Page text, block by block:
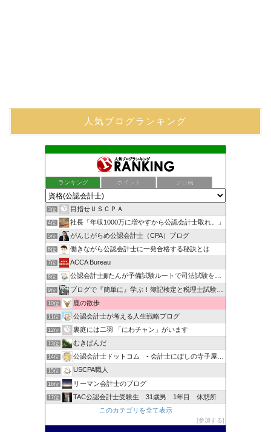
人気ブログランキング
ランキング ポイント ブロ画
3位 目指せＵＳＣＰＡ
4位 社長「年収1000万に増やすから公認会計士取れ。」
5位 がんじがらめ公認会計士（CPA）ブログ
6位 働きながら公認会計士に一発合格する秘訣とは
7位 ACCA Bureau
8位 公認会計士jijiたんが予備試験ルートで司法試験を目指すブ…
9位 ブログで『簡単に』学ぶ！簿記検定と税理士試験＆公認会計士試験
10位 鹿の散歩
11位 公認会計士が考える人生戦略ブログ
12位 裏庭には二羽 「にわチャン」がいます
13位 むきぱんだ
14位 公認会計士ドットコム - 会計士にぼしの寺子屋ブログ -
15位 USCPA職人
16位 リーマン会計士のブログ
17位
TAC公認会計士受験生 31歳男 1年目 休憩所
このカテゴリを全て表示
参加する